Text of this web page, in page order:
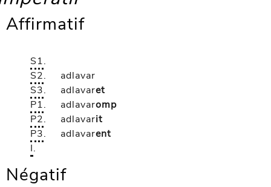
Affirmatif
S1.
S2.
adlavar
S3. adlavaret
P1. adlavaromp
P2. adlavarit
P3. adlavarent
I.
Négatif